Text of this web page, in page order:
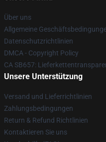
Über uns
Allgemeine
Datenschutzrichtlinien
DMCA - Copyright Policy
CA SB657:
Unsere Unterstützung
Versand und Lieferrichtlinien
Zahlungsbedingungen
Return & Refund Richtlinien
Kontaktieren Sie uns